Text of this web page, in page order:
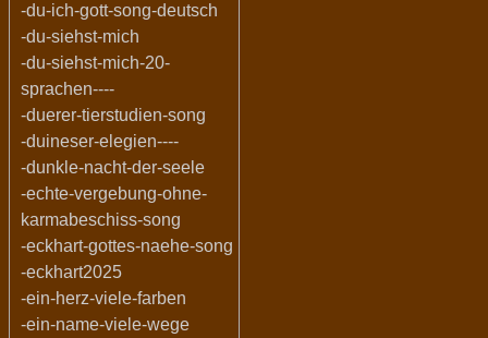
-du-ich-gott-song-deutsch
-du-siehst-mich
-du-siehst-mich-20-
sprachen----
-duerer-tierstudien-song
-duineser-elegien----
-dunkle-nacht-der-seele
-echte-vergebung-ohne-
karmabeschiss-song
-eckhart-gottes-naehe-song
-eckhart2025
-ein-herz-viele-farben
-ein-name-viele-wege